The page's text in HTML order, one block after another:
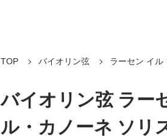
TOP バイオリン弦 ラーセン イル
バイオリン弦 ラー
ル・カノーネ ソリ